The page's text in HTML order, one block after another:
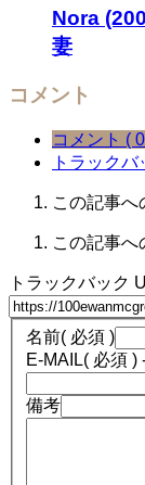
Nora
妻
コメント
コメント (
トラックバ
この記事へ
この記事へ
トラックバック
名前( 必須 )
E-MAIL( 必須 )
備考